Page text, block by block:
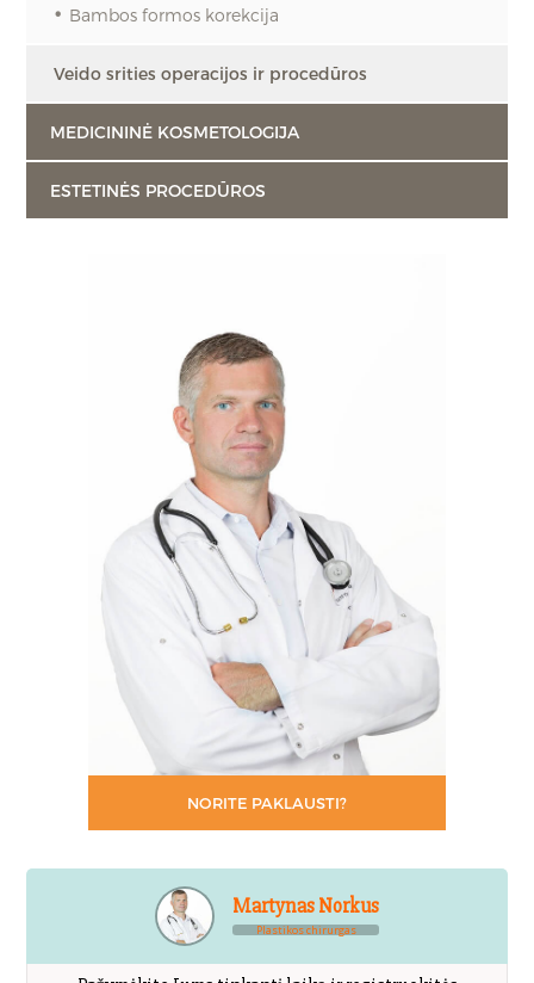
Bambos formos korekcija
Veido srities operacijos ir procedūros
MEDICININĖ KOSMETOLOGIJA
ESTETINĖS PROCEDŪROS
NORITE PAKLAUSTI?
Martynas Norkus
Plastikos chirurgas